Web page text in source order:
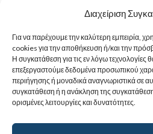
Διαχείριση
Για να παρέχουμε την καλύτερη εμπειρία,
cookies για την αποθήκευση ή/και την
Η συγκατάθεση για τις εν λόγω τεχνολογίες
επεξεργαστούμε δεδομένα προσωπικού
περιήγησης ή μοναδικά αναγνωριστικά σε
συγκατάθεση ή η ανάκληση της
ορισμένες λειτουργίες και δυνατότητες.
Χρήσιμα Έγγραφα
Sitemap
Στοιχεία Επικοινωνίας